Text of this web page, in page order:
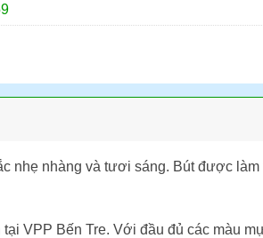
nhẹ nhàng và tươi sáng. Bút được
VPP Bến Tre. Với đầu đủ các màu